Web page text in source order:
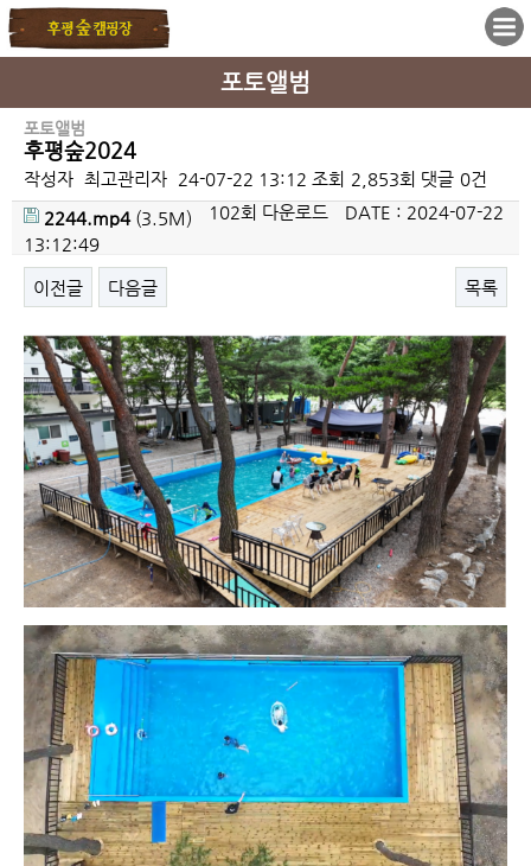
포토앨범
포토앨범
후평숲2024
작성자 최고관리자 24-07-22 13:12 조회 2,853회 댓글 0건
2244.mp4(3.5M) 102회 다운로드
DATE : 2024-07-22
13:12:49
이전글 다음글 목록
본문